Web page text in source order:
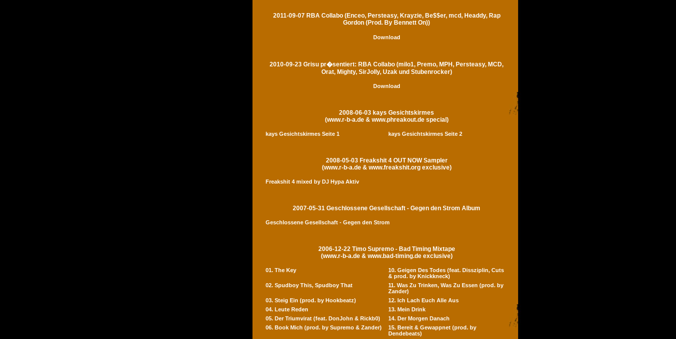
2011-09-07 RBA Collabo (Enceo, Persteasy, Krayzie, Be$$er, mcd, Headdy, Rap
Gordon (Prod. By Bennett On))
Download
2010-09-23 Grisu pr�sentiert: RBA Collabo (milo1, Premo, MPH, Persteasy, MCD,
Orat, Mighty, SirJolly, Uzak und Stubenrocker)
Download
2008-06-03 kays Gesichtskirmes
(www.r-b-a.de & www.phreakout.de special)
kays Gesichtskirmes Seite 1 kays Gesichtskirmes Seite 2
2008-05-03 Freakshit 4 OUT NOW Sampler
(www.r-b-a.de & www.freakshit.org exclusive)
Freakshit 4 mixed by DJ Hypa Aktiv
2007-05-31 Geschlossene Gesellschaft - Gegen den Strom Album
Geschlossene Gesellschaft - Gegen den Strom
2006-12-22 Timo Supremo - Bad Timing Mixtape
(www.r-b-a.de & www.bad-timing.de exclusive)
01. The Key
10. Geigen Des Todes (feat. Dissziplin, Cuts
& prod. by Knickkneck)
02. Spudboy This, Spudboy That
11. Was Zu Trinken, Was Zu Essen (prod. by
Zander)
03. Steig Ein (prod. by Hookbeatz)
12. Ich Lach Euch Alle Aus
04. Leute Reden
13. Mein Drink
05. Der Triumvirat (feat. DonJohn & Rickb0)
14. Der Morgen Danach
06. Book Mich (prod. by Supremo & Zander)
15. Bereit & Gewappnet (prod. by
Dendebeats)